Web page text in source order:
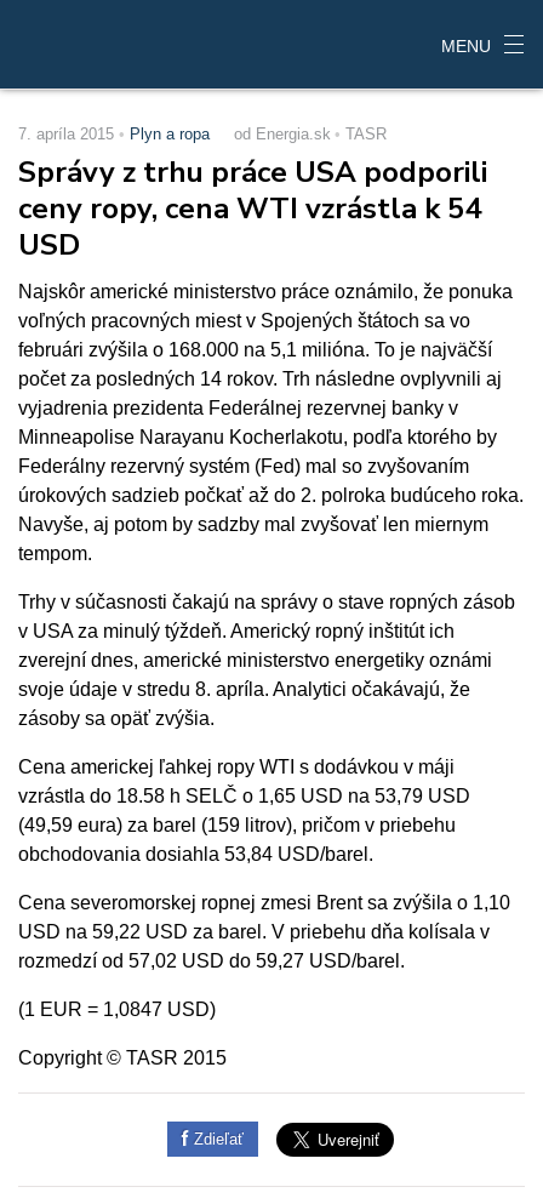
MENU
7. apríla 2015 Plyn a ropa od Energia.sk TASR
Správy z trhu práce USA podporili
ceny ropy, cena WTI vzrástla k 54
USD
Najskôr americké ministerstvo práce oznámilo, že ponuka
voľných pracovných miest v Spojených štátoch sa vo
februári zvýšila o 168.000 na 5,1 milióna. To je najväčší
počet za posledných 14 rokov. Trh následne ovplyvnili aj
vyjadrenia prezidenta Federálnej rezervnej banky v
Minneapolise Narayanu Kocherlakotu, podľa ktorého by
Federálny rezervný systém (Fed) mal so zvyšovaním
úrokových sadzieb počkať až do 2. polroka budúceho roka.
Navyše, aj potom by sadzby mal zvyšovať len miernym
tempom.
Trhy v súčasnosti čakajú na správy o stave ropných zásob
v USA za minulý týždeň. Americký ropný inštitút ich
zverejní dnes, americké ministerstvo energetiky oznámi
svoje údaje v stredu 8. apríla. Analytici očakávajú, že
zásoby sa opäť zvýšia.
Cena americkej ľahkej ropy WTI s dodávkou v máji
vzrástla do 18.58 h SELČ o 1,65 USD na 53,79 USD
(49,59 eura) za barel (159 litrov), pričom v priebehu
obchodovania dosiahla 53,84 USD/barel.
Cena severomorskej ropnej zmesi Brent sa zvýšila o 1,10
USD na 59,22 USD za barel. V priebehu dňa kolísala v
rozmedzí od 57,02 USD do 59,27 USD/barel.
(1 EUR = 1,0847 USD)
Copyright © TASR 2015
Zdieľať